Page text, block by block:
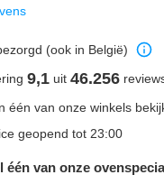
(ook in België)
9,1 uit 46.256
één van onze winkels
geopend tot 23:00
één van onze